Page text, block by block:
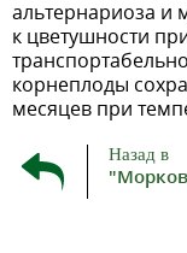
альтернариоза и
к цветушности
корнеплоды
месяцев при
Назад в